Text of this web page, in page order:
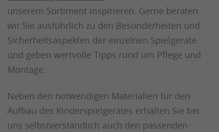
unserem Sortiment inspirieren. Gerne beraten
wir Sie ausführlich zu den Besonderheiten und
Sicherheitsaspekten der einzelnen Spielgeräte
und geben wertvolle Tipps rund um Pflege und
Montage.
Neben den notwendigen Materialien für den
Aufbau des Kinderspielgerätes erhalten Sie bei
uns selbstverständlich auch den passenden